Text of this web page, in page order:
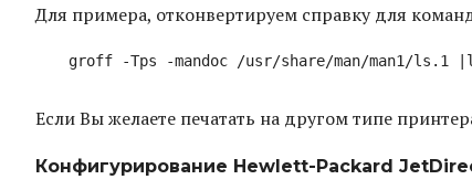
Для примера, отконвертируем справку для
Если Вы желаете печатать на другом типе
Конфигурирование Hewlett-Packard